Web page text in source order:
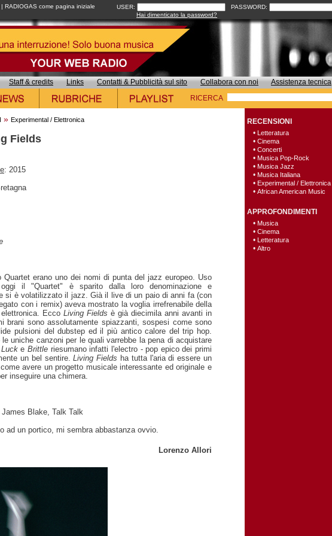
| RADIOGAS come pagina iniziale USER:
PASSWORD:
Hai dimenticato la password?
Staff & credits Links Contatti & Pubblicità sul sito Collabora con noi Assistenza tecnica
RICERCA
» Experimental / Elettronica
Fields
: 2015
Quartet erano uno dei nomi di punta del jazz europeo. Uso
oggi il "Quartet" è sparito dalla loro denominazione e
si è volatilizzato il jazz. Già il live di un paio di anni fa (con
con i remix) aveva mostrato la voglia irrefrenabile della
Ecco Living Fields è già diecimila anni avanti in
brani sono assolutamente spiazzanti, sospesi come sono
pulsioni del dubstep ed il più antico calore del trip hop.
uniche canzoni per le quali varrebbe la pena di acquistare
eBrittle riesumano infatti l'electro - pop epico dei primi
un bel sentire.Living Fields ha tutta l'aria di essere un
avere un progetto musicale interessante ed originale e
inseguire una chimera.
James Blake, Talk Talk
ad un portico, mi sembra abbastanza ovvio.
Lorenzo Allori
RECENSIONI
• Letteratura
• Cinema
• Concerti
• Musica Pop-Rock
• Musica Jazz
• Musica Italiana
• Experimental / Elettronica
• African American Music
APPROFONDIMENTI
• Musica
• Cinema
• Letteratura
• Altro